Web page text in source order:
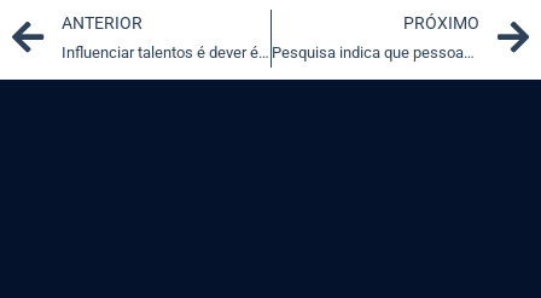
Prev
ANTERIOR
Influenciar talentos é dever ético do profissional do Direito
PRÓXIMO
Pesquisa indica que pessoas tendem a mentir para parecerem honestas